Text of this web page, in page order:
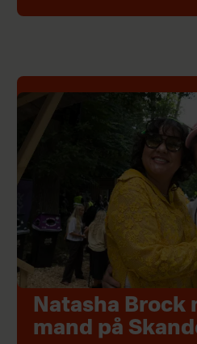
Natasha Brock
mand på